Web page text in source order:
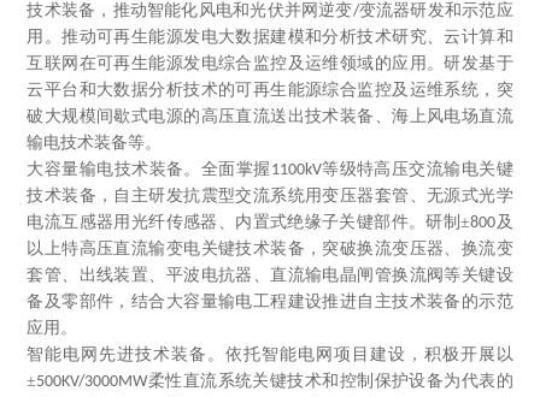
技术装备，推动智能化风电和光伏并网逆变/变流器研发和示范应
用。推动可再生能源发电大数据建模和分析技术研究、云计算和
互联网在可再生能源发电综合监控及运维领域的应用。研发基于
云平台和大数据分析技术的可再生能源综合监控及运维系统，突
破大规模间歇式电源的高压直流送出技术装备、海上风电场直流
输电技术装备等。
大容量输电技术装备。全面掌握 1100kV等级特高压交流输电关键
技术装备，自主研发抗震型交流系统用变压器套管、无源式光学
电流互感器用光纤传感器、内置式绝缘子关键部件。研制±800及
以上特高压直流输变电关键技术装备，突破换流变压器、换流变
套管、出线装置、平波电抗器、直流输电晶闸管换流阀等关键设
备及零部件，结合大容量输电工程建设推进自主技术装备的示范
应用。
智能电网先进技术装备。依托智能电网项目建设，积极开展以
±500KV/3000MW柔性直流系统关键技术和控制保护设备为代表的